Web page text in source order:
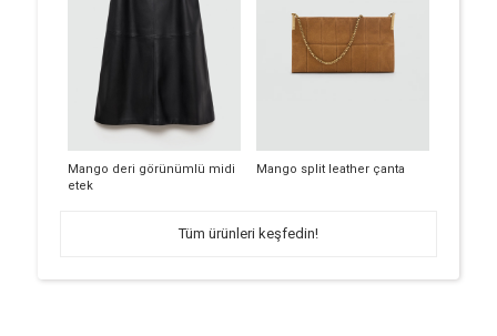
Mango deri görünümlü midi
etek
Mango split leather çanta
Tüm ürünleri keşfedin!